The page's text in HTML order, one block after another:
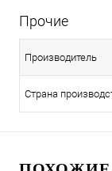
Прочие
Производитель
Страна